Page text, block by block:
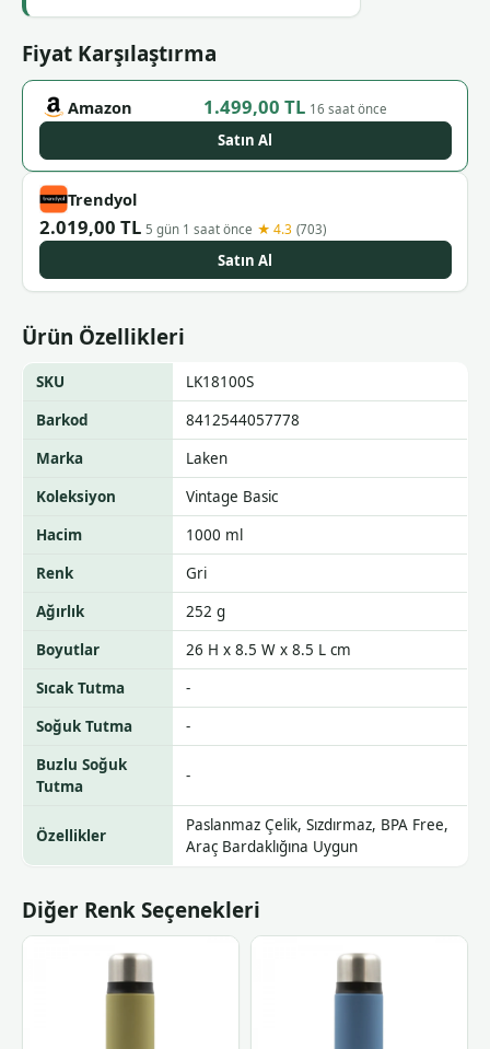
Fiyat Karşılaştırma
Amazon 1.499,00 TL 16 saat önce
Satın Al
Trendyol
2.019,00 TL 5 gün 1 saat önce ★ 4.3 (703)
Satın Al
Ürün Özellikleri
SKU
LK18100S
Barkod
8412544057778
Marka
Laken
Koleksiyon
Vintage Basic
Hacim
1000 ml
Renk
Gri
Ağırlık
252 g
Boyutlar
26 H x 8.5 W x 8.5 L cm
Sıcak Tutma
-
Soğuk Tutma
-
Buzlu Soğuk
Tutma
-
Özellikler
Paslanmaz Çelik, Sızdırmaz, BPA Free,
Araç Bardaklığına Uygun
Diğer Renk Seçenekleri